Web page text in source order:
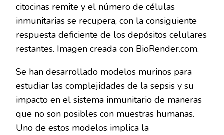
citocinas remite y el número de células
inmunitarias se recupera, con la consiguiente
respuesta deficiente de los depósitos celulares
restantes. Imagen creada con BioRender.com.
Se han desarrollado modelos murinos para
estudiar las complejidades de la sepsis y su
impacto en el sistema inmunitario de maneras
que no son posibles con muestras humanas.
Uno de estos modelos implica la